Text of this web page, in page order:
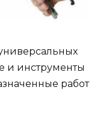
и инструменты
работ